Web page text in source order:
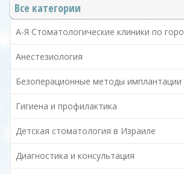
Все категории
А-Я Стоматологические клиники по
Анестезиология
Безоперационные методы имплантации
Гигиена и профилактика
Детская стоматология в Израиле
Диагностика и консультация